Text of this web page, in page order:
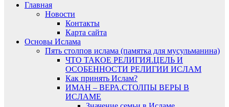
Главная
Новости
Контакты
Карта сайта
Основы Ислама
Пять столпов ислама (памятка для мусульманина)
ЧТО ТАКОЕ РЕЛИГИЯ.ЦЕЛЬ И
ОСОБЕННОСТИ РЕЛИГИИ ИСЛАМ
Как принять Ислам?
ИМАН – ВЕРА.СТОЛПЫ ВЕРЫ В
ИСЛАМЕ